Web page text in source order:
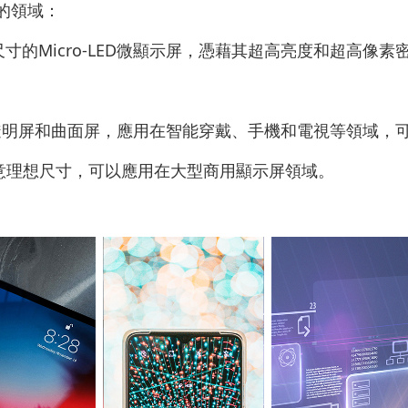
域：
的Micro-LED微顯示屏，憑藉其超高亮度和超高像素
屏和曲面屏，應用在智能穿戴、手機和電視等領域，
想尺寸，可以應用在大型商用顯示屏領域。